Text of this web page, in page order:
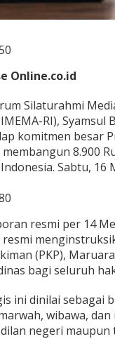
Online.co.id
Silaturahmi
RI),
komitmen besar
8.900
Sabtu, 16
resmi per 14
resmi
(PKP),
bagi seluruh
ini dinilai sebagai
wibawa,
negeri maupun